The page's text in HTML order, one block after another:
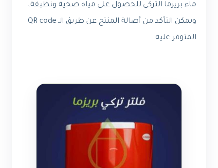
ماء بريزما التركي للحصول على مياه صحية ونظيفة،
ويمكن التأكد من أصالة المنتج عن طريق الـ QR code
المتوفر عليه.